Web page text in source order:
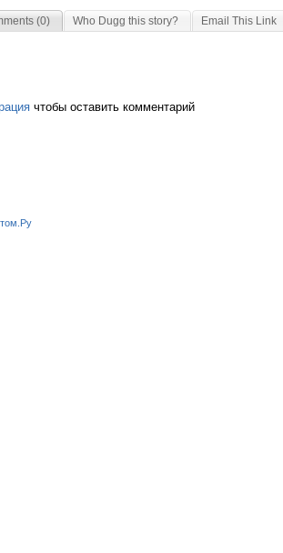
(0) Who Dugg this story? Email This Link
чтобы оставить комментарий